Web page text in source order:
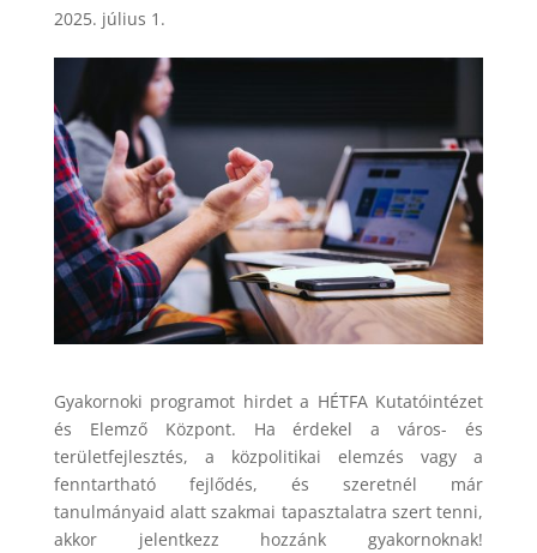
2025. július 1.
Gyakornoki programot hirdet a HÉTFA Kutatóintézet
és Elemző Központ. Ha érdekel a város- és
területfejlesztés, a közpolitikai elemzés vagy a
fenntartható fejlődés, és szeretnél már
tanulmányaid alatt szakmai tapasztalatra szert tenni,
akkor jelentkezz hozzánk gyakornoknak!